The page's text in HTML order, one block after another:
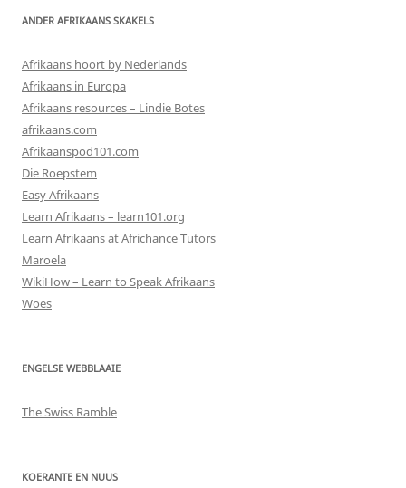
ANDER AFRIKAANS SKAKELS
Afrikaans hoort by Nederlands
Afrikaans in Europa
Afrikaans resources – Lindie Botes
afrikaans.com
Afrikaanspod101.com
Die Roepstem
Easy Afrikaans
Learn Afrikaans – learn101.org
Learn Afrikaans at Africhance Tutors
Maroela
WikiHow – Learn to Speak Afrikaans
Woes
ENGELSE WEBBLAAIE
The Swiss Ramble
KOERANTE EN NUUS